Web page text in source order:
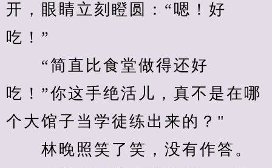
开，眼睛立刻瞪圆：“嗯！好
吃！”
“简直比食堂做得还好
吃！”你这手绝活儿，真不是在哪
个大馆子当学徒练出来的？"
林晚照笑了笑，没有作答。